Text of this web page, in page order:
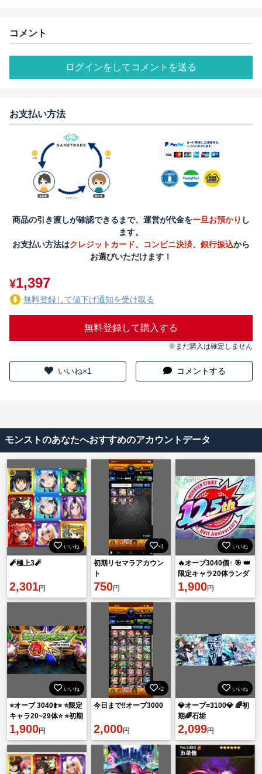
コメント
ログインをしてコメントを送る
お支払い方法
商品の引き渡しが確認できるまで、運営が代金を一旦お預かり し
ます。
お支払い方法はクレジットカード、 コンビニ決済、 銀行振込から
お選びいただけます！
¥1,397
無料登録して値下げ通知を受け取る
無料登録して購入する
※まだ購入は確定しません
いいね×1 コメントする
モンストのあなたへおすすめのアカウントデータ
いいね
🧨極上3🧨
2,301円
×1
初期リセマラアカウン
ト
750円
いいね
🔥オーブ3040個↑ 🎯 👑
限定キャラ20体ランダ
ム↑👑 ‼️初期アカウン
ト‼️
1,900円
いいね
⭐️オーブ 3040⬆️⭐️ ⭐️限定
キャラ20~29体⭐️ ⭐️初期
アカウント⭐️
1,900円
×2
今日まで‼️オーブ3000
2,000円
いいね
💎オーブ=3100💎 🌈初
期🌈石垢
2,099円